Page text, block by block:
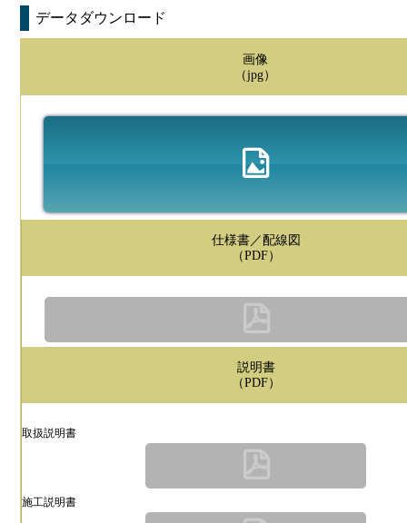
データダウンロード
画像
（jpg）
仕様書／配線図
（PDF）
説明書
（PDF）
取扱説明書
施工説明書